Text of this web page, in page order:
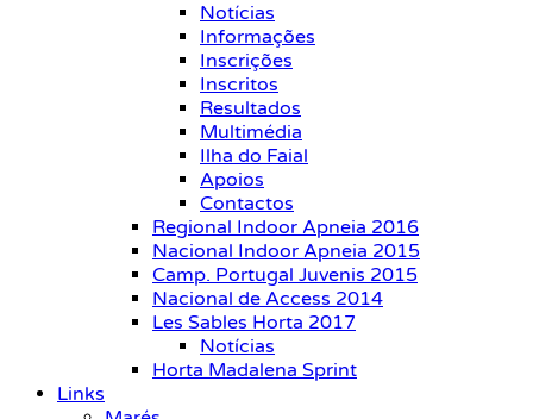
Notícias
Informações
Inscrições
Inscritos
Resultados
Multimédia
Ilha do Faial
Apoios
Contactos
Regional Indoor Apneia 2016
Nacional Indoor Apneia 2015
Camp. Portugal Juvenis 2015
Nacional de Access 2014
Les Sables Horta 2017
Notícias
Horta Madalena Sprint
Links